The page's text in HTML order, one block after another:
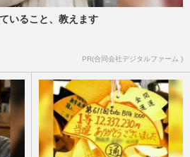
いること、教えます
PR(合同会社デジタルファーム )